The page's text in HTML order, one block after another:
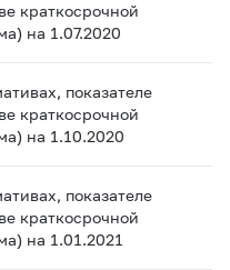
краткосрочной
на 1.07.2020
показателе
краткосрочной
на 1.10.2020
показателе
краткосрочной
на 1.01.2021